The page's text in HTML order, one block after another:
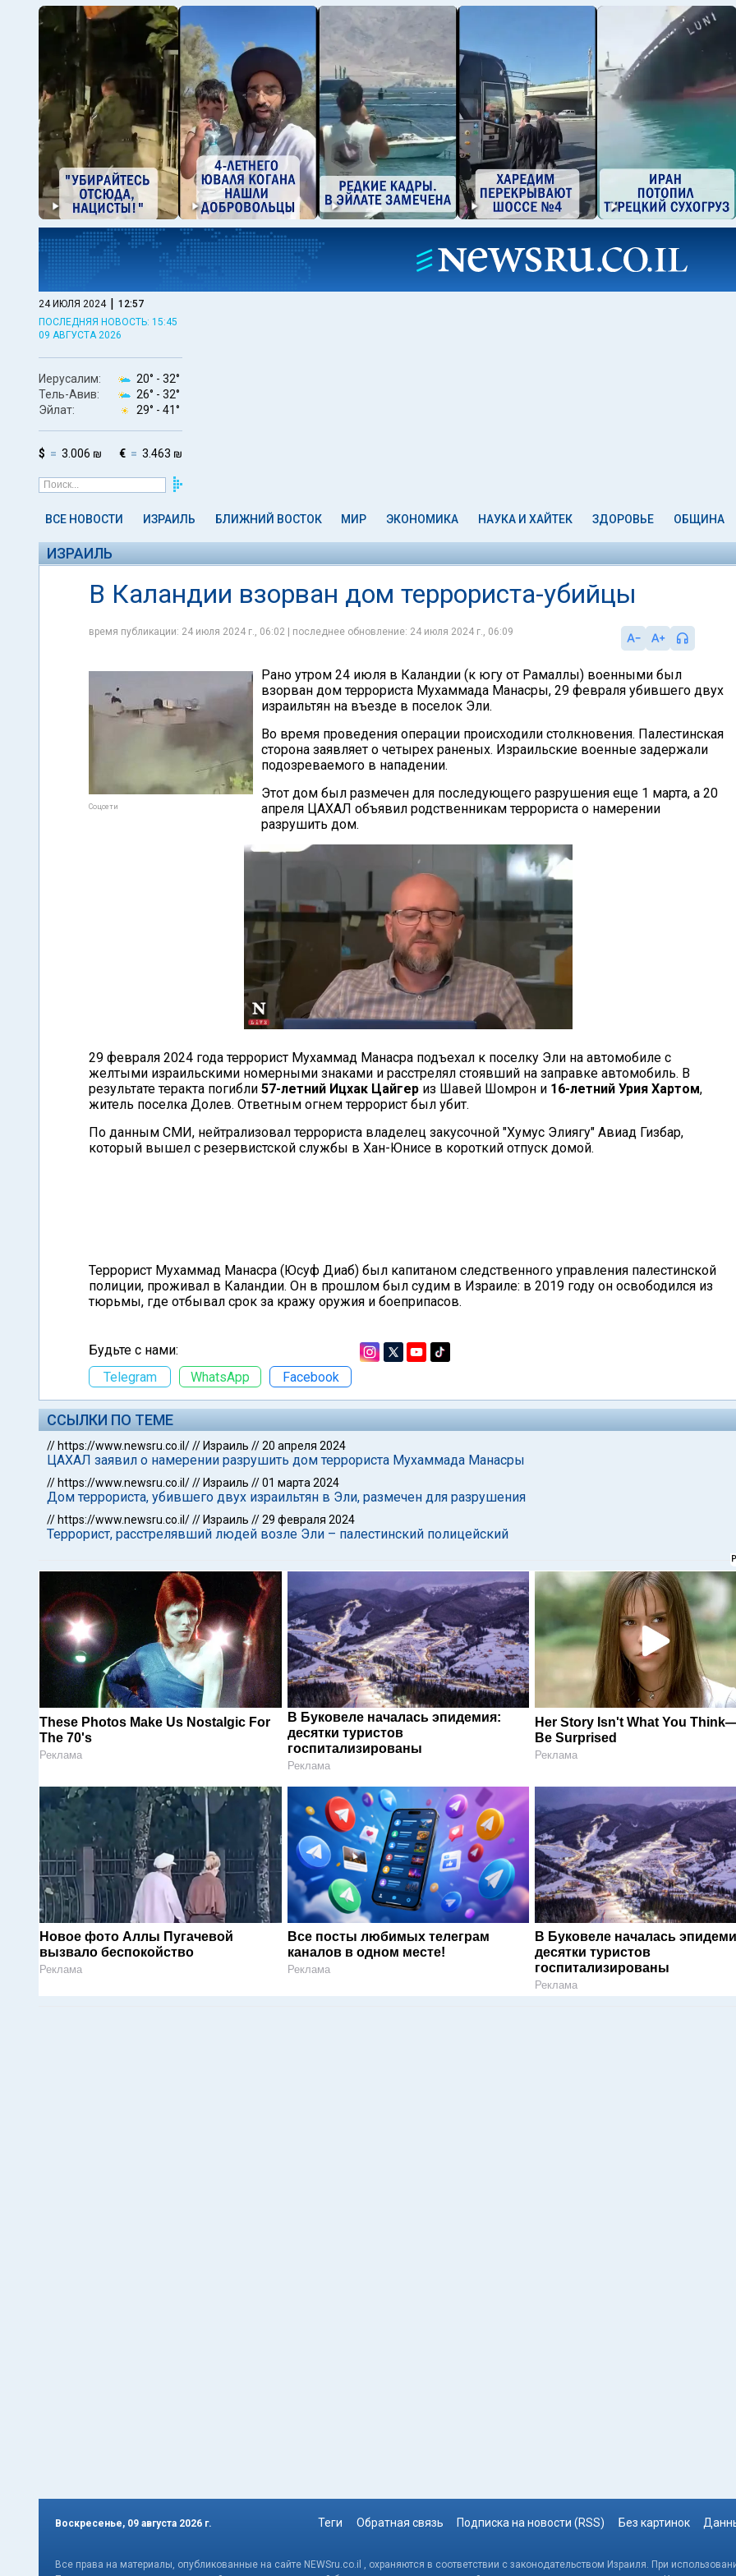
24 ИЮЛЯ 2024 | 12:57
ПОСЛЕДНЯЯ НОВОСТЬ: 15:45
09 АВГУСТА 2026
Иерусалим: 20° - 32°
Тель-Авив:
26° - 32°
Эйлат:
29° - 41°
$ 3.006 ₪ € 3.463 ₪
ВСЕ НОВОСТИ ИЗРАИЛЬ БЛИЖНИЙ ВОСТОК МИР ЭКОНОМИКА НАУКА И ХАЙТЕК ЗДОРОВЬЕ ОБЩИНА
ИЗРАИЛЬ
В Каландии взорван дом террориста-убийцы
время публикации: 24 июля 2024 г., 06:02 | последнее обновление: 24 июля 2024 г., 06:09
Соцсети
Рано утром 24 июля в Каландии (к югу от Рамаллы) военными был
взорван дом террориста Мухаммада Манасры, 29 февраля убившего двух
израильтян на въезде в поселок Эли.
Во время проведения операции происходили столкновения. Палестинская
сторона заявляет о четырех раненых. Израильские военные задержали
подозреваемого в нападении.
Этот дом был размечен для последующего разрушения еще 1 марта, а 20
апреля ЦАХАЛ объявил родственникам террориста о намерении
разрушить дом.
29 февраля 2024 года террорист Мухаммад Манасра подъехал к поселку Эли на автомобиле с
желтыми израильскими номерными знаками и расстрелял стоявший на заправке автомобиль. В
результате теракта погибли 57-летний Ицхак Цайгер из Шавей Шомрон и 16-летний Урия Хартом,
житель поселка Долев. Ответным огнем террорист был убит.
По данным СМИ, нейтрализовал террориста владелец закусочной "Хумус Элиягу" Авиад Гизбар,
который вышел с резервистской службы в Хан-Юнисе в короткий отпуск домой.
Террорист Мухаммад Манасра (Юсуф Диаб) был капитаном следственного управления палестинской
полиции, проживал в Каландии. Он в прошлом был судим в Израиле: в 2019 году он освободился из
тюрьмы, где отбывал срок за кражу оружия и боеприпасов.
Будьте с нами:
Telegram
WhatsApp Facebook
ССЫЛКИ ПО ТЕМЕ
// https://www.newsru.co.il/// Израиль //20 апреля 2024
ЦАХАЛ заявил о намерении разрушить дом террориста Мухаммада Манасры
// https://www.newsru.co.il/// Израиль //01 марта 2024
Дом террориста, убившего двух израильтян в Эли, размечен для разрушения
// https://www.newsru.co.il/// Израиль //29 февраля 2024
Террорист, расстрелявший людей возле Эли – палестинский полицейский
These Photos Make Us Nostalgic For
The 70's
Реклама
В Буковеле началась эпидемия:
десятки туристов
госпитализированы
Реклама
Her Story Isn't What You
Be Surprised
Реклама
Новое фото Аллы Пугачевой
вызвало беспокойство
Реклама
Все посты любимых телеграм
каналов в одном месте!
Реклама
В Буковеле началась
десятки туристов
госпитализированы
Реклама
Воскресенье, 09 августа 2026 г. Теги Обратная связь Подписка на новости (RSS) Без картинок
Все права на материалы, опубликованные на сайте NEWSru.co.il , охраняются в соответствии с законодательством Израиля. При